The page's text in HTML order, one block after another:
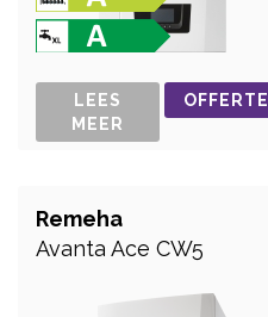
LEES
MEER
OFFERTE
Remeha
Avanta Ace CW5